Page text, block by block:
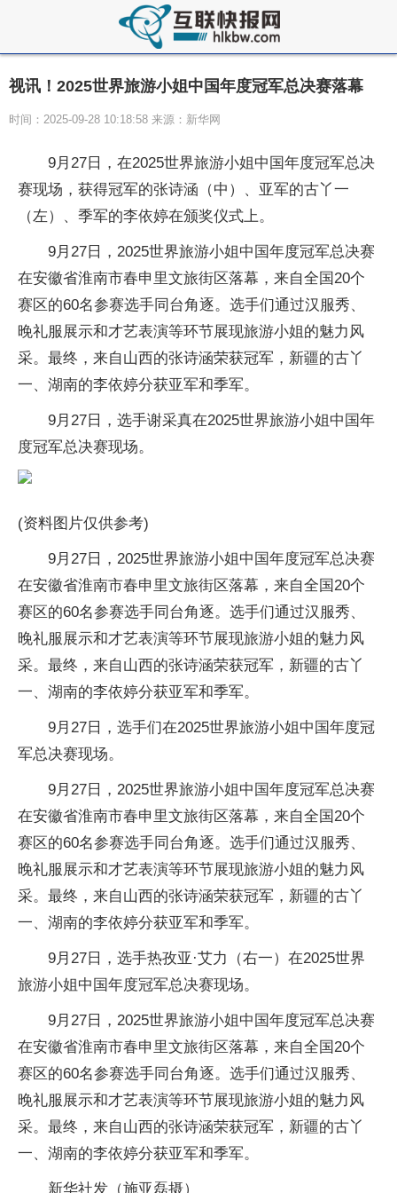
视讯！2025世界旅游小姐中国年度冠军总决赛落幕
时间：2025-09-28 10:18:58 来源：新华网
9月27日，在2025世界旅游小姐中国年度冠军总决
赛现场，获得冠军的张诗涵（中）、亚军的古丫一
（左）、季军的李依婷在颁奖仪式上。
9月27日，2025世界旅游小姐中国年度冠军总决赛
在安徽省淮南市春申里文旅街区落幕，来自全国20个
赛区的60名参赛选手同台角逐。选手们通过汉服秀、
晚礼服展示和才艺表演等环节展现旅游小姐的魅力风
采。最终，来自山西的张诗涵荣获冠军，新疆的古丫
一、湖南的李依婷分获亚军和季军。
9月27日，选手谢采真在2025世界旅游小姐中国年
度冠军总决赛现场。
(资料图片仅供参考)
9月27日，2025世界旅游小姐中国年度冠军总决赛
在安徽省淮南市春申里文旅街区落幕，来自全国20个
赛区的60名参赛选手同台角逐。选手们通过汉服秀、
晚礼服展示和才艺表演等环节展现旅游小姐的魅力风
采。最终，来自山西的张诗涵荣获冠军，新疆的古丫
一、湖南的李依婷分获亚军和季军。
9月27日，选手们在2025世界旅游小姐中国年度冠
军总决赛现场。
9月27日，2025世界旅游小姐中国年度冠军总决赛
在安徽省淮南市春申里文旅街区落幕，来自全国20个
赛区的60名参赛选手同台角逐。选手们通过汉服秀、
晚礼服展示和才艺表演等环节展现旅游小姐的魅力风
采。最终，来自山西的张诗涵荣获冠军，新疆的古丫
一、湖南的李依婷分获亚军和季军。
9月27日，选手热孜亚·艾力（右一）在2025世界
旅游小姐中国年度冠军总决赛现场。
9月27日，2025世界旅游小姐中国年度冠军总决赛
在安徽省淮南市春申里文旅街区落幕，来自全国20个
赛区的60名参赛选手同台角逐。选手们通过汉服秀、
晚礼服展示和才艺表演等环节展现旅游小姐的魅力风
采。最终，来自山西的张诗涵荣获冠军，新疆的古丫
一、湖南的李依婷分获亚军和季军。
新华社发（施亚磊摄）